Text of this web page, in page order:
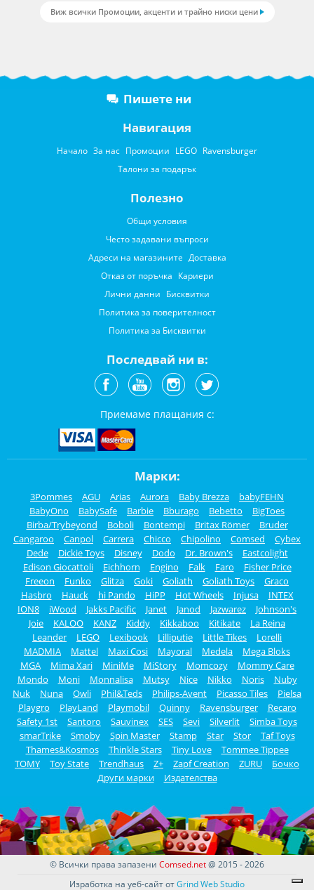
Виж всички Промоции, акценти и трайно ниски цени
Пишете ни
Навигация
Начало За нас Промоции LEGO Ravensburger
Талони за подарък
Полезно
Общи условия
Често задавани въпроси
Адреси на магазините Доставка
Отказ от поръчка Кариери
Лични данни Бисквитки
Политика за поверителност
Политика за Бисквитки
Последвай ни в:
Приемаме плащания с:
Марки:
3Pommes AGU Arias Aurora Baby Brezza
babyFEHN
BabyOno
BabySafe Barbie Bburago Bebetto
BigToes
Birba/Trybeyond
Boboli Bontempi Britax Römer
Bruder
Cangaroo
Canpol Carrera Chicco Chipolino Comsed
Cybex
Dede
Dickie Toys Disney Dodo Dr. Brown's
Eastcolight
Edison Giocattoli
Eichhorn Engino Falk Faro
Fisher Price
Freeon
Funko Glitza Goki Goliath Goliath Toys
Graco
Hasbro
Hauck hi Pando HiPP Hot Wheels Injusa
INTEX
ION8
iWood Jakks Pacific Janet Janod Jazwarez
Johnson's
Joie
KALOO KANZ Kiddy Kikkaboo Kitikate
La Reina
Leander
LEGO Lexibook Lilliputie Little Tikes
Lorelli
MADMIA
Mattel Maxi Cosi Mayoral Medela
Mega Bloks
MGA
Mima Xari MiniMe MiStory Momcozy
Mommy Care
Mondo
Moni Monnalisa Mutsy Nice Nikko Noris
Nuby
Nuk
Nuna Owli Phil&Teds Philips-Avent Picasso Tiles
Pielsa
Playgro
PlayLand Playmobil Quinny Ravensburger
Recaro
Safety 1st
Santoro Sauvinex SES Sevi Silverlit
Simba Toys
smarTrike
Smoby Spin Master Stamp Star Stor
Taf Toys
Thames&Kosmos
Thinkle Stars Tiny Love
Tommee Tippee
TOMY
Toy State Trendhaus Z+ Zapf Creation ZURU
Бочко
Други марки
Издателства
© Всички права запазени Comsed.net@ 2015 - 2026
Изработка на уеб-сайт отGrind Web Studio